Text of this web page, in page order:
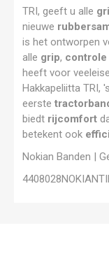
TRI, geeft u alle
nieuwe
is het ontworpen
alle grip, controle
heeft voor
Hakkapeliitta TRI,
eerste
biedt rijcomfort
betekent ook
Nokian Banden |